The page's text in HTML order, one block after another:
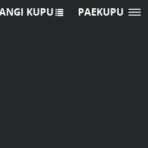
KUPU PAEKUPU